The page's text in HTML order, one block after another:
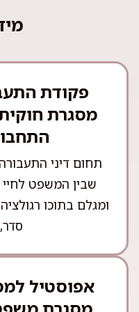
פקודת
מסגרת
תחום דיני
שבין המשפט לחיי
ומגלם בתוכו
אפוסטיל